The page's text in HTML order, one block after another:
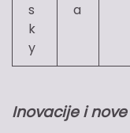
s
k
y
a
Inovacije i